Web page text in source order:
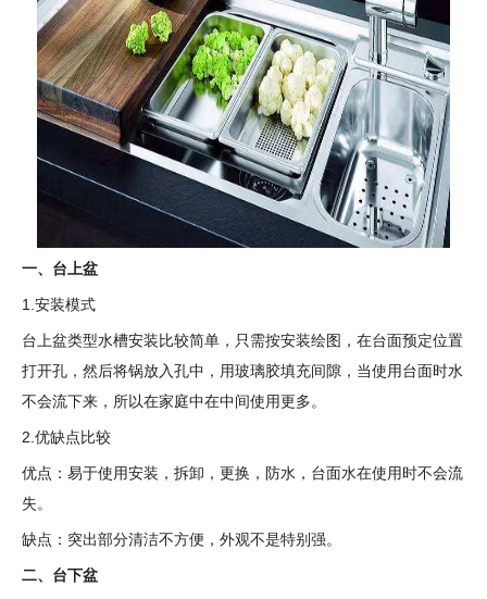
一、台上盆
1.安装模式
台上盆类型水槽安装比较简单，只需按安装绘图，在台面预定位置
打开孔，然后将锅放入孔中，用玻璃胶填充间隙，当使用台面时水
不会流下来，所以在家庭中在中间使用更多。
2.优缺点比较
优点：易于使用安装，拆卸，更换，防水，台面水在使用时不会流
失。
缺点：突出部分清洁不方便，外观不是特别强。
二、台下盆